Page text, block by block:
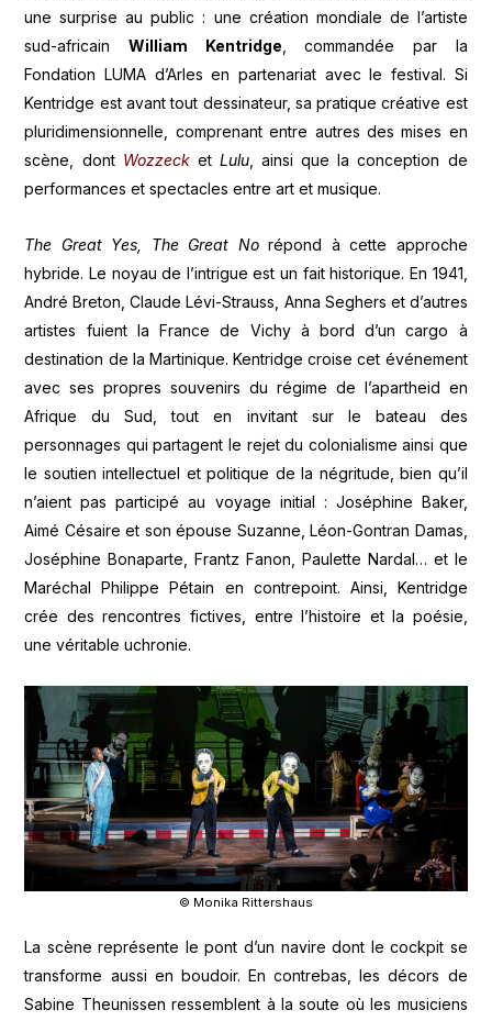
une surprise au public : une création mondiale de l’artiste
sud-africainWilliam Kentridge, commandée par la
Fondation LUMA d’Arles en partenariat avec le festival. Si
Kentridge est avant tout dessinateur, sa pratique créative est
pluridimensionnelle, comprenant entre autres des mises en
scène, dont Wozzecket Lulu, ainsi que la conception de
performances et spectacles entre art et musique.
The Great Yes, The Great Norépond à cette approche
hybride. Le noyau de l’intrigue est un fait historique. En 1941,
André Breton, Claude Lévi-Strauss, Anna Seghers et d’autres
artistes fuient la France de Vichy à bord d’un cargo à
destination de la Martinique. Kentridge croise cet événement
avec ses propres souvenirs du régime de l’apartheid en
Afrique du Sud, tout en invitant sur le bateau des
personnages qui partagent le rejet du colonialisme ainsi que
le soutien intellectuel et politique de la négritude, bien qu’il
n’aient pas participé au voyage initial : Joséphine Baker,
Aimé Césaire et son épouse Suzanne, Léon-Gontran Damas,
Joséphine Bonaparte, Frantz Fanon, Paulette Nardal… et le
Maréchal Philippe Pétain en contrepoint. Ainsi, Kentridge
crée des rencontres fictives, entre l’histoire et la poésie,
une véritable uchronie.
© Monika Rittershaus
La scène représente le pont d’un navire dont le cockpit se
transforme aussi en boudoir. En contrebas, les décors de
Sabine Theunissen ressemblent à la soute où les musiciens